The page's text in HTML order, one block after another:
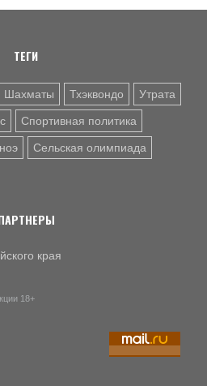
год. Часть первая
ТЕГИ
Шахматы Тхэквондо Утрата
Спортивная политика
Сельская олимпиада
края
18+